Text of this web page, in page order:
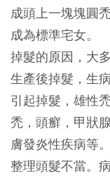
成頭上一塊塊圓
成為標準宅女。
掉髮的原因，大
生產後掉髮，生
引起掉髮，雄性
禿，頭癬，甲狀
膚發炎性疾病等
整理頭髮不當。